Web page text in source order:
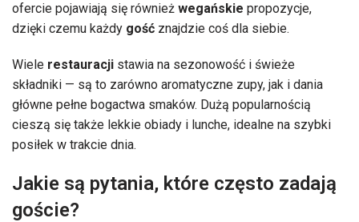
ofercie pojawiają się również wegańskie propozycje,
dzięki czemu każdy gość znajdzie coś dla siebie.
Wiele restauracji stawia na sezonowość i świeże
składniki — są to zarówno aromatyczne zupy, jak i dania
główne pełne bogactwa smaków. Dużą popularnością
cieszą się także lekkie obiady i lunche, idealne na szybki
posiłek w trakcie dnia.
Jakie są pytania, które często zadają
goście?